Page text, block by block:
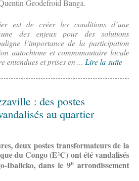
Geodefroid Banga.
est de créer les conditions d’une
des enjeux pour des solutions
l’importance de la participation
autochtone et communautaire locale
entendues et prises en ... Lire la suite
: des postes
au quartier
deux postes transformateurs de la
du Congo (E²C) ont été vandalisés
Ibalicko, dans le 9e arrondissement